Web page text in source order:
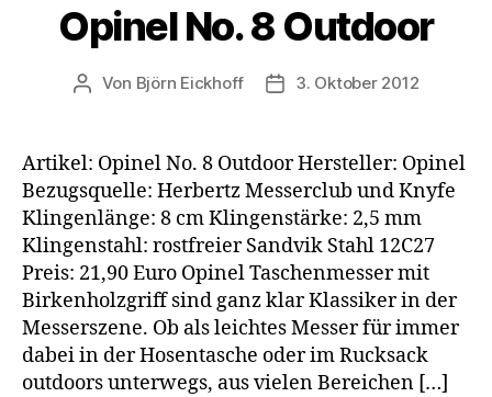
Opinel No. 8 Outdoor
Beitragsautor
Von Björn Eickhoff Veröffentlichungsdatum
3. Oktober 2012
Artikel: Opinel No. 8 Outdoor Hersteller: Opinel
Bezugsquelle: Herbertz Messerclub und Knyfe
Klingenlänge: 8 cm Klingenstärke: 2,5 mm
Klingenstahl: rostfreier Sandvik Stahl 12C27
Preis: 21,90 Euro Opinel Taschenmesser mit
Birkenholzgriff sind ganz klar Klassiker in der
Messerszene. Ob als leichtes Messer für immer
dabei in der Hosentasche oder im Rucksack
outdoors unterwegs, aus vielen Bereichen […]